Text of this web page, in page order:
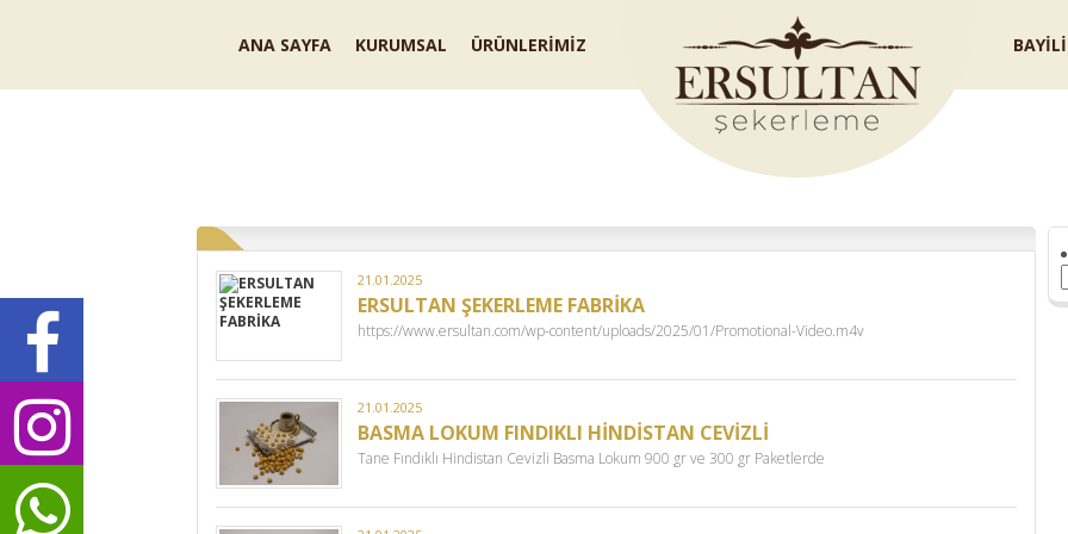
ANA SAYFA KURUMSAL ÜRÜNLERİMİZ
21.01.2025
ERSULTAN ŞEKERLEME FABRİKA
https://www.ersultan.com/wp-content/uploads/2025/01/Promotional-Video.m4v
21.01.2025
BASMA LOKUM FINDIKLI HİNDİSTAN CEVİZLİ
Tane Fındıklı Hindistan Cevizli Basma Lokum 900 gr ve 300 gr Paketlerde